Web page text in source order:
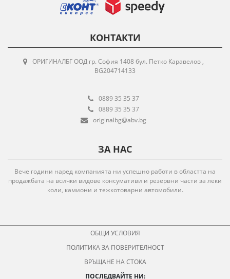
КОНТАКТИ
ОРИГИНАЛБГ ООД гр. София 1408 бул. Петко Каравелов ,
BG204714133
0889 35 35 37
0889 35 35 37
originalbg@abv.bg
ЗА НАС
Вече години наред компанията ни успешно работи в областта на
продажбата на всички видове консумативи и резервни части за леки
коли, камиони и тежкотоварни автомобили.
ОБЩИ УСЛОВИЯ
ПОЛИТИКА ЗА ПОВЕРИТЕЛНОСТ
ВРЪЩАНЕ НА СТОКА
ПОСЛЕДВАЙТЕ НИ: